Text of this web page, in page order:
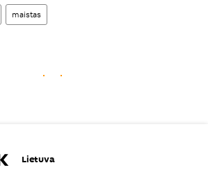
maistas
Lietuva